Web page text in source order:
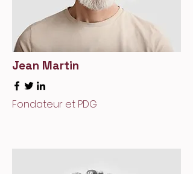
Jean Martin
Fondateur et PDG